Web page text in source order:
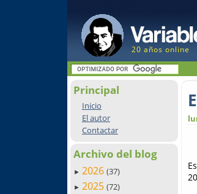
20 años online
Principal
Inicio
El autor
Contactar
Archivo del blog
► 2026 (37)
► 2025 (72)